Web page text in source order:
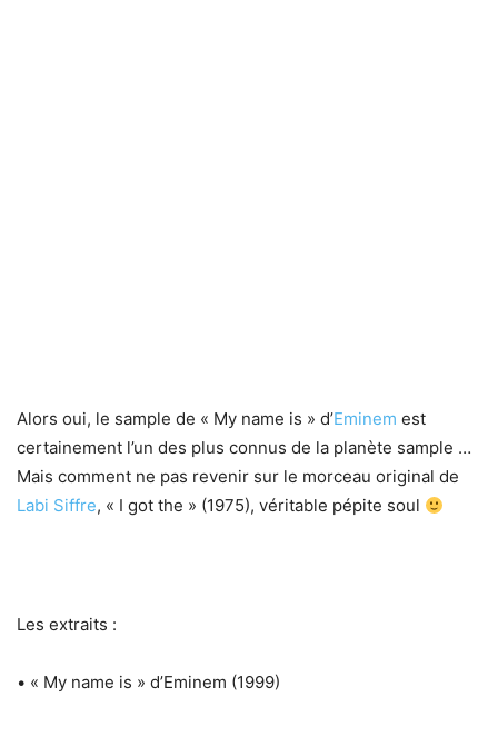
Alors oui, le sample de « My name is » d’Eminem est
certainement l’un des plus connus de la planète sample …
Mais comment ne pas revenir sur le morceau original de
Labi Siffre, « I got the » (1975), véritable pépite soul
Les extraits :
• « My name is » d’Eminem (1999)